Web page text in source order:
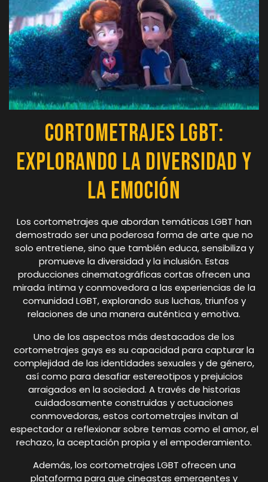
Cortometrajes LGBT:
Explorando la Diversidad y
la Emoción
Los cortometrajes que abordan temáticas LGBT han
demostrado ser una poderosa forma de arte que no
solo entretiene, sino que también educa, sensibiliza y
promueve la diversidad y la inclusión. Estas
producciones cinematográficas cortas ofrecen una
mirada íntima y conmovedora a las experiencias de la
comunidad LGBT, explorando sus luchas, triunfos y
relaciones de una manera auténtica y emotiva.
Uno de los aspectos más destacados de los
cortometrajes gays es su capacidad para capturar la
complejidad de las identidades sexuales y de género,
así como para desafiar estereotipos y prejuicios
arraigados en la sociedad. A través de historias
cuidadosamente construidas y actuaciones
conmovedoras, estos cortometrajes invitan al
espectador a reflexionar sobre temas como el amor, el
rechazo, la aceptación propia y el empoderamiento.
Además, los cortometrajes LGBT ofrecen una
plataforma para que cineastas emergentes y